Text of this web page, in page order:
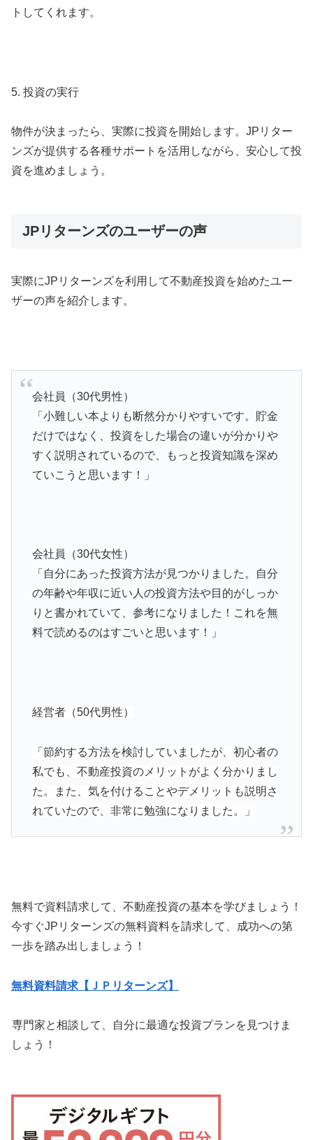
トしてくれます。
5. 投資の実行
物件が決まったら、実際に投資を開始します。JPリター
ンズが提供する各種サポートを活用しながら、安心して投
資を進めましょう。
JPリターンズのユーザーの声
実際にJPリターンズを利用して不動産投資を始めたユー
ザーの声を紹介します。
会社員（30代男性）
「小難しい本よりも断然分かりやすいです。貯金
だけではなく、投資をした場合の違いが分かりや
すく説明されているので、もっと投資知識を深め
ていこうと思います！」
会社員（30代女性）
「自分にあった投資方法が見つかりました。自分
の年齢や年収に近い人の投資方法や目的がしっか
りと書かれていて、参考になりました！これを無
料で読めるのはすごいと思います！」
経営者（50代男性）
「節約する方法を検討していましたが、初心者の
私でも、不動産投資のメリットがよく分かりまし
た。また、気を付けることやデメリットも説明さ
れていたので、非常に勉強になりました。」
無料で資料請求して、不動産投資の基本を学びましょう！
今すぐJPリターンズの無料資料を請求して、成功への第
一歩を踏み出しましょう！
無料資料請求【ＪＰリターンズ】
専門家と相談して、自分に最適な投資プランを見つけま
しょう！